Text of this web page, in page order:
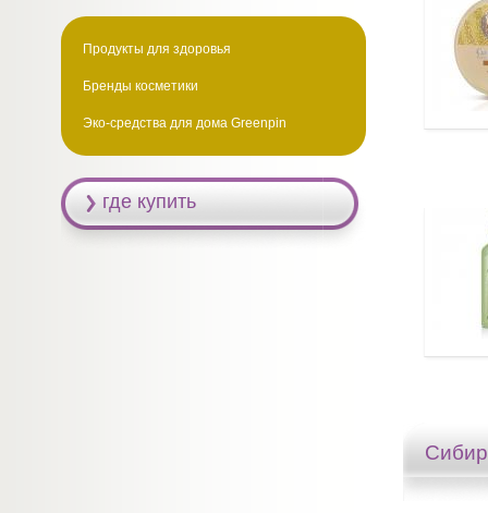
Продукты для здоровья
Бренды косметики
Эко-средства для дома Greenpin
где купить